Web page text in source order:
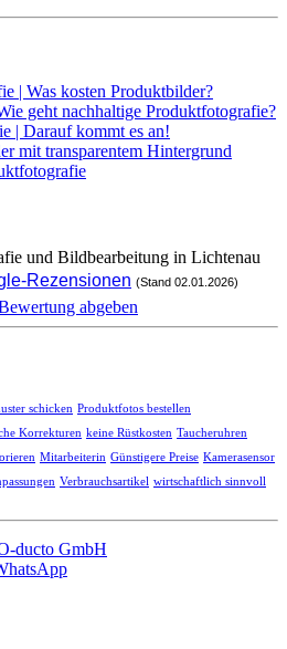
| Was kosten Produktbilder?
geht nachhaltige Produktfotografie?
| Darauf kommt es an!
mit transparentem Hintergrund
und Bildbearbeitung in Lichtenau
Rezensionen (Stand 02.01.2026)
abgeben
schicken Produktfotos bestellen
Korrekturen keine Rüstkosten Taucheruhren
Mitarbeiterin Günstigere Preise Kamerasensor
Verbrauchsartikel wirtschaftlich sinnvoll